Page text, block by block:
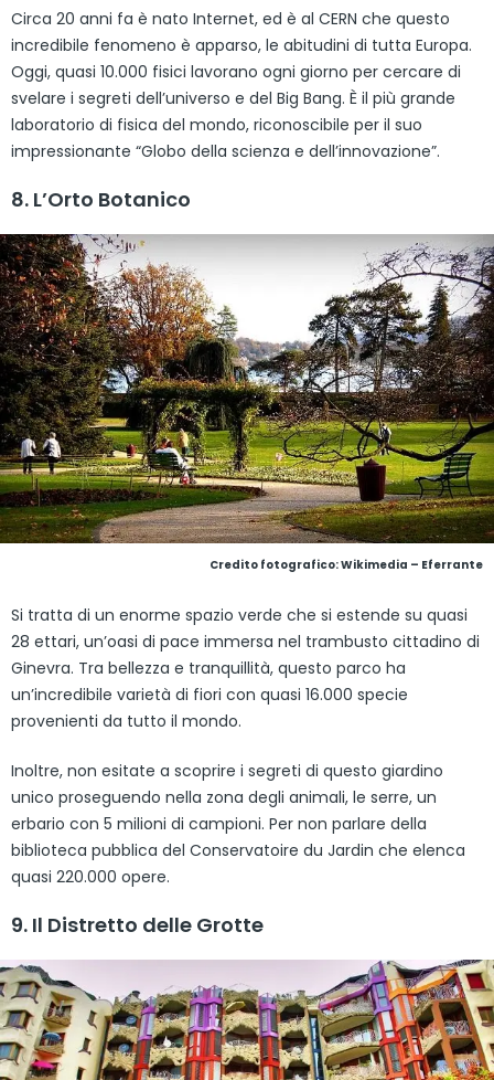
Circa 20 anni fa è nato Internet, ed è al CERN che questo
incredibile fenomeno è apparso, le abitudini di tutta Europa.
Oggi, quasi 10.000 fisici lavorano ogni giorno per cercare di
svelare i segreti dell’universo e del Big Bang. È il più grande
laboratorio di fisica del mondo, riconoscibile per il suo
impressionante “Globo della scienza e dell’innovazione”.
8. L’Orto Botanico
Credito fotografico:Wikimedia – Eferrante
Si tratta di un enorme spazio verde che si estende su quasi
28 ettari, un’oasi di pace immersa nel trambusto cittadino di
Ginevra. Tra bellezza e tranquillità, questo parco ha
un’incredibile varietà di fiori con quasi 16.000 specie
provenienti da tutto il mondo.
Inoltre, non esitate a scoprire i segreti di questo giardino
unico proseguendo nella zona degli animali, le serre, un
erbario con 5 milioni di campioni. Per non parlare della
biblioteca pubblica del Conservatoire du Jardin che elenca
quasi 220.000 opere.
9. Il Distretto delle Grotte